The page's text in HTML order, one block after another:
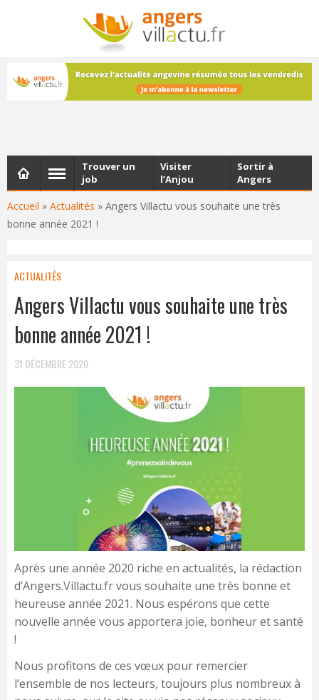
NEWSLETTER
Les dernières actualités d'Angers, chaque vendredi dans
votre boîte e-mail
Accueil » Actualités » Angers Villactu vous souhaite une très
bonne année 2021 !
Trouver un
job
Visiter
l’Anjou
Sortir à
Angers
ACTUALITÉS
Angers Villactu vous souhaite une très
bonne année 2021 !
31 DÉCEMBRE 2020
Après une année 2020 riche en actualités, la rédaction
d’Angers.Villactu.fr vous souhaite une très bonne et
heureuse année 2021. Nous espérons que cette
nouvelle année vous apportera joie, bonheur et santé
!
Nous profitons de ces vœux pour remercier
l’ensemble de nos lecteurs, toujours plus nombreux à